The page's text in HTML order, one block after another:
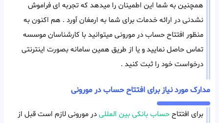
همچنین به شما این اطمینان را میدهد که تجربه ای فراموش
نشدنی در ارائه خدمات برای شما به ارمغان آورد . هم اکنون به
منظور افتتاح حساب در مورونی میتوانید با کارشناسان موسسه
تماس حاصل نمایید و یا از طریق همین سامانه بصورت اینترنتی
درخواست خود را ثبت کنید .
مدارک مورد نیاز برای افتتاح حساب در مورونی
برای افتتاححساب بانکی بین المللیدر مورونی لازم است قبل از